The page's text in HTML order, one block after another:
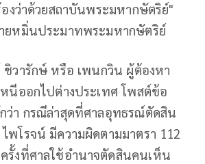
งว่าด้วยสถาบันพระมหากษัตริย์"
ยหมิ่นประมาทพระมหากษัตริย์
วารักษ์ หรือ เพนกวิน ผู้ต้องหา
นีออกไปต่างประเทศ โพสต์ข้อ
ว่า กรณีล่าสุดที่ศาลอุทธรณ์ตัดสิน
โรจน์ มีความผิดตามมาตรา 112
รั้งที่ศาลใช้อำนาจตัดสินคนเห็น